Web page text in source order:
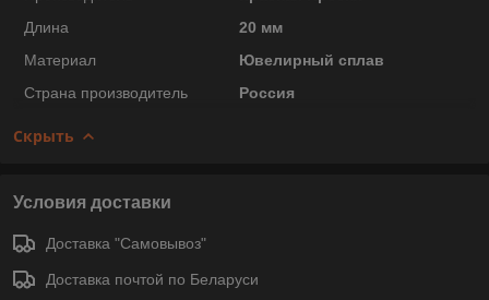
Длина
20 мм
Материал
Ювелирный сплав
Страна производитель
Россия
Скрыть
Условия доставки
Доставка "Самовывоз"
Доставка почтой по Беларуси